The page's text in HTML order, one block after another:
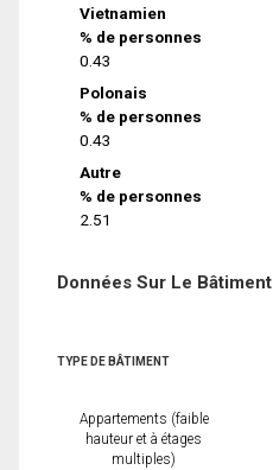
Vietnamien
% de personnes
0.43
Polonais
% de personnes
0.43
Autre
% de personnes
2.51
Données Sur Le Bâtiment
TYPE DE BÂTIMENT
Appartements (faible
hauteur et à étages
multiples)